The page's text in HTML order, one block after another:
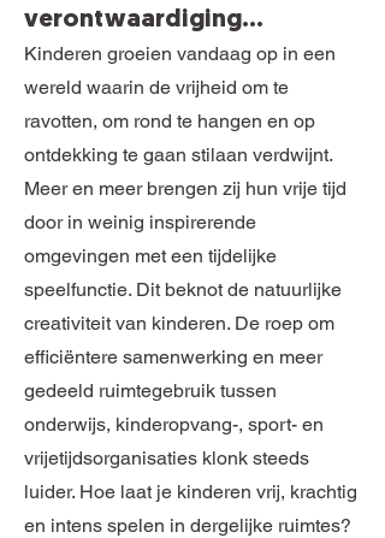
verontwaardiging...
Kinderen groeien vandaag op in een
wereld waarin de vrijheid om te
ravotten, om rond te hangen en op
ontdekking te gaan stilaan verdwijnt.
Meer en meer brengen zij hun vrije tijd
door in weinig inspirerende
omgevingen met een tijdelijke
speelfunctie. Dit beknot de natuurlijke
creativiteit van kinderen. De roep om
efficiëntere samenwerking en meer
gedeeld ruimtegebruik tussen
onderwijs, kinderopvang-, sport- en
vrijetijdsorganisaties klonk steeds
luider. Hoe laat je kinderen vrij, krachtig
en intens spelen in dergelijke ruimtes?